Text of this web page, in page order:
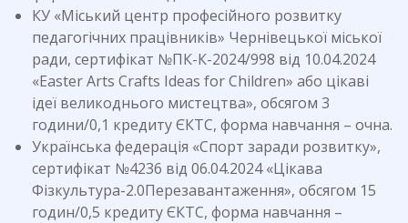
КУ «Міський центр професійного розвитку
педагогічних працівників» Чернівецької міської
ради, сертифікат №ПК-К-2024/998 від 10.04.2024
«Easter Arts Crafts Ideas for Children» або цікаві
ідеї великоднього мистецтва», обсягом 3
години/0,1 кредиту ЄКТС, форма навчання – очна.
Українська федерація «Спорт заради розвитку»,
сертифікат №4236 від 06.04.2024 «Цікава
Фізкультура-2.0Перезавантаження», обсягом 15
годин/0,5 кредиту ЄКТС, форма навчання –